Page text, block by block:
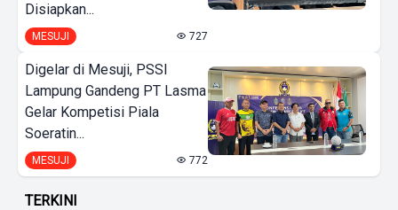
Disiapkan...
MESUJI 727
Digelar di Mesuji, PSSI
Lampung Gandeng PT Lasma
Gelar Kompetisi Piala
Soeratin...
MESUJI 772
TERKINI